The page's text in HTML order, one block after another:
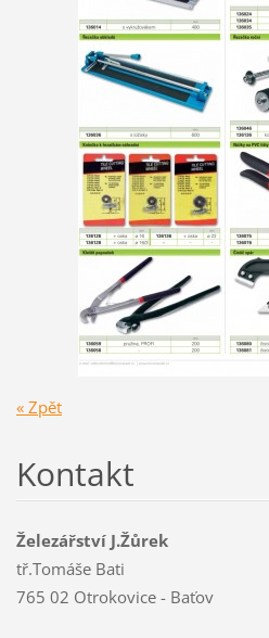
« Zpět
Kontakt
Železářství J.Žůrek
tř.Tomáše Bati
765 02 Otrokovice - Baťov